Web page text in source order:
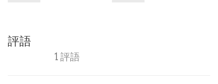
評語
1 評語